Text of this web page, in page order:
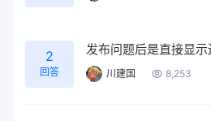
2
回答
发布问题后是直接显示
川建国 8,253